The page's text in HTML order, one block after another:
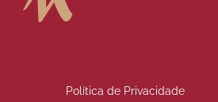
Política de Privacidade